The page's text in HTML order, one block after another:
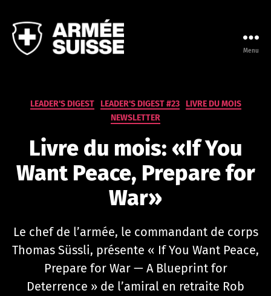
l'Armée
Menu
Catégories
LEADER'S DIGEST LEADER'S DIGEST #23
LIVRE DU MOIS
NEWSLETTER
Livre du mois: «If You
Want Peace, Prepare for
War»
Le chef de l’armée, le commandant de corps
Thomas Süssli, présente « If You Want Peace,
Prepare for War — A Blueprint for
Deterrence » de l’amiral en retraite Rob
P